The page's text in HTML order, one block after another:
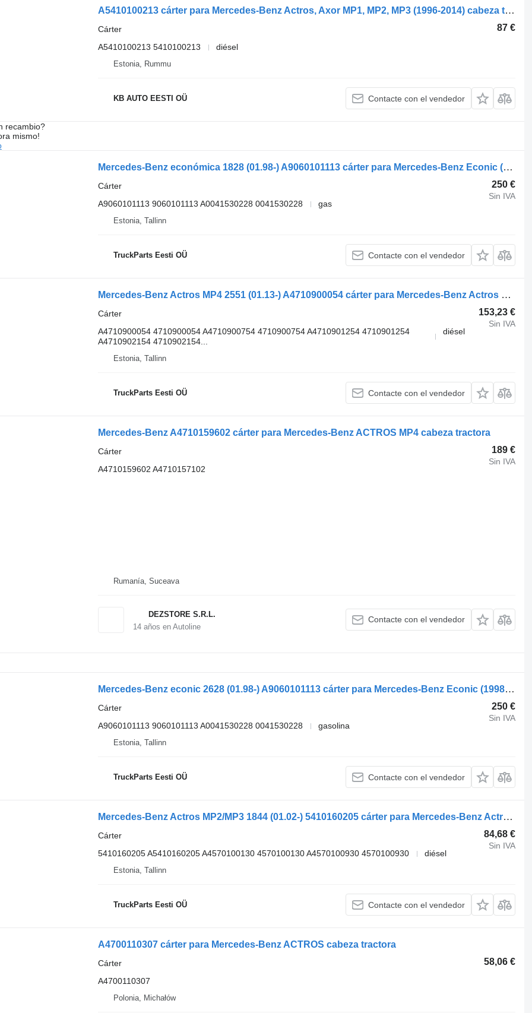
A5410100213 cárter para Mercedes-Benz Actros, Axor MP1, MP2, MP3 (1996-2014) cabeza tractora
87 €
Cárter
A5410100213 5410100213
diésel
Estonia, Rummu
KB AUTO EESTI OÜ Contacte con el vendedor
recambio?
mismo!
Mercedes-Benz económica 1828 (01.98-) A9060101113 cárter para Mercedes-Benz Econic (1998-2014) cabeza tractora
250 €
Sin IVA
Cárter
A9060101113 9060101113 A0041530228 0041530228
gas
Estonia, Tallinn
TruckParts Eesti OÜ Contacte con el vendedor
Mercedes-Benz Actros MP4 2551 (01.13-) A4710900054 cárter para Mercedes-Benz Actros MP4 Antos Arocs (2012-) cabeza tractora
153,23 €
Sin IVA
Cárter
A4710900054 4710900054 A4710900754 4710900754 A4710901254 4710901254
A4710902154 4710902154...
diésel
Estonia, Tallinn
TruckParts Eesti OÜ Contacte con el vendedor
Mercedes-Benz A4710159602 cárter para Mercedes-Benz ACTROS MP4 cabeza tractora
189 €
Sin IVA
Cárter
A4710159602 A4710157102
Rumanía, Suceava
DEZSTORE S.R.L.
14años en Autoline
Contacte con el vendedor
Mercedes-Benz econic 2628 (01.98-) A9060101113 cárter para Mercedes-Benz Econic (1998-2014) cabeza tractora
250 €
Sin IVA
Cárter
A9060101113 9060101113 A0041530228 0041530228
gasolina
Estonia, Tallinn
TruckParts Eesti OÜ Contacte con el vendedor
Mercedes-Benz Actros MP2/MP3 1844 (01.02-) 5410160205 cárter para Mercedes-Benz Actros, Axor MP1, MP2, MP3 (1996-2014) cabeza tractora
84,68 €
Sin IVA
Cárter
5410160205 A5410160205 A4570100130 4570100130 A4570100930 4570100930
diésel
Estonia, Tallinn
TruckParts Eesti OÜ Contacte con el vendedor
A4700110307 cárter para Mercedes-Benz ACTROS cabeza tractora
58,06 €
Cárter
A4700110307
Polonia, Michałów